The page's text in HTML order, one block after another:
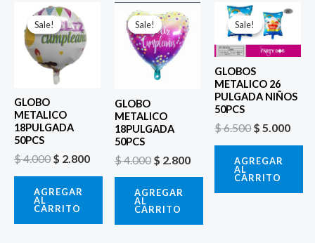
Sale!
Sale!
GLOBO
METALICO
18PULGADA
50PCS
$4.000
El
precio
original
era:
$ 4.000.
$ 2.800
AGREGAR
AL
CARRITO
Sale!
Sale!
GLOBO
METALICO
18PULGADA
50PCS
$4.000
precio
original
era:
$ 4.000.
$ 2.800
AGREGAR
AL
CARRITO
Sale!
Sale!
GLOBOS
METALICO 26
PULGADA NIÑOS
50PCS
$6.500
El
precio
original
era:
$ 5.000
El
AGREGAR
AL
CARRITO